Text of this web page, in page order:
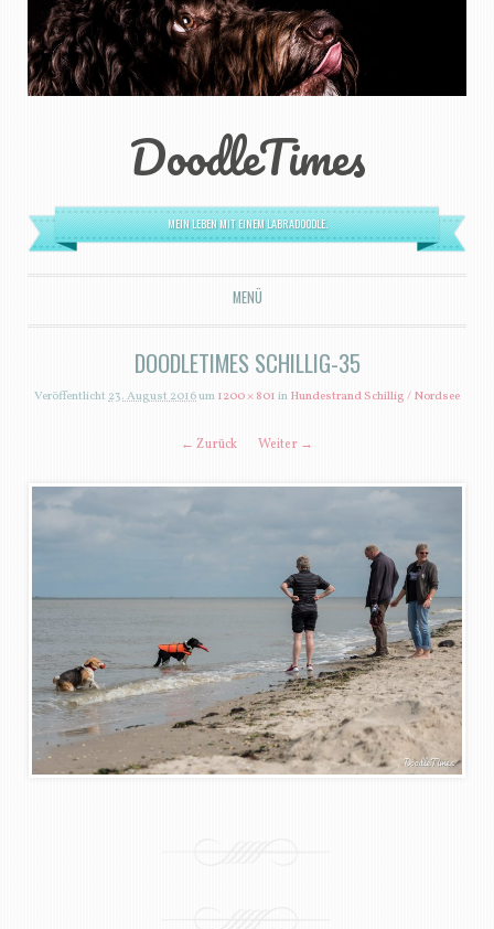
DoodleTimes
MEIN LEBEN MIT EINEM LABRADOODLE.
MENÜ
ZUM INHALT SPRINGEN
DOODLETIMES SCHILLIG-35
Veröffentlicht23. August 2016um1200 × 801inHundestrand Schillig / Nordsee
← Zurück Weiter →